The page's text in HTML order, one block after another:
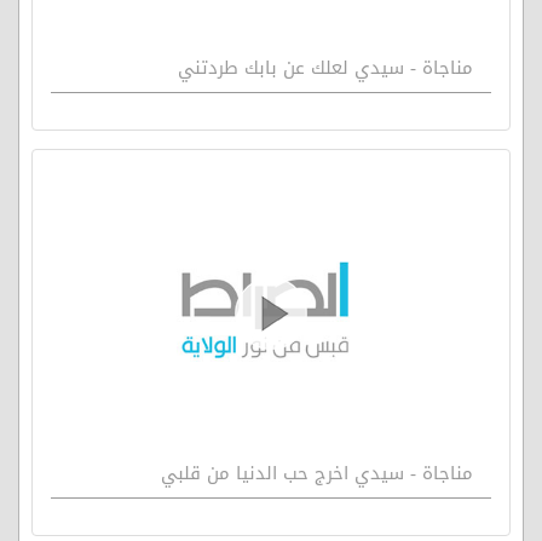
مناجاة - سيدي لعلك عن بابك طردتني
مناجاة - سيدي اخرج حب الدنيا من قلبي